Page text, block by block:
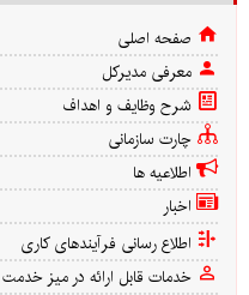
صفحه اصلی
معرفی مدیرکل
شرح وظایف و اهداف
چارت سازمانی
اطلاعیه ها
اخبار
اطلاع رسانی فرآیندهای کاری
خدمات قابل ارائه در میز خدمت